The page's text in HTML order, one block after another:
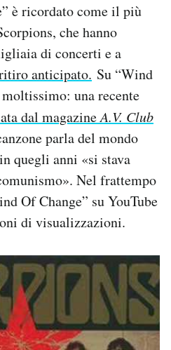
è ricordato come il più
che hanno
di concerti e a
anticipato. Su “Wind
una recente
dal magazineA.V. Club
parla del mondo
quegli anni «si stava
Nel frattempo
Of Change” su YouTube
di visualizzazioni.